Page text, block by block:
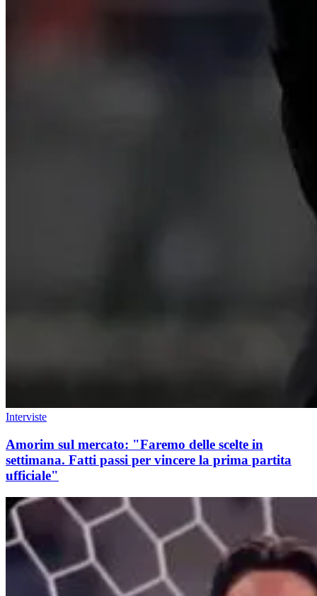
Interviste
Amorim sul mercato: "Faremo delle scelte in
settimana. Fatti passi per vincere la prima partita
ufficiale"